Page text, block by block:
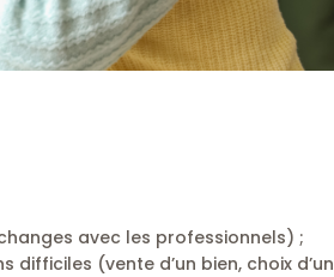
avec les professionnels) ;
difficiles (vente d’un bien, choix d’un